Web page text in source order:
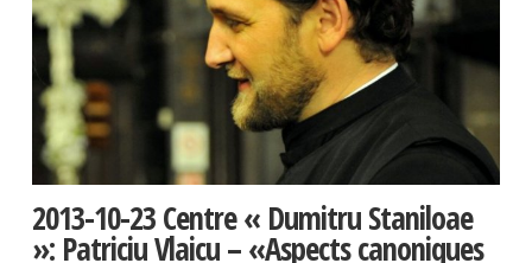
2013-10-23 Centre « Dumitru Staniloae
»: Patriciu Vlaicu – «Aspects canoniques